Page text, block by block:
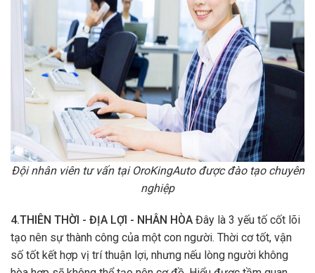
Đội nhân viên tư vấn tại OroKingAuto được đào tạo chuyên
nghiệp
4.THIÊN THỜI - ĐỊA LỢI - NHÂN HÒA Đây là 3 yếu tố cốt lõi
tạo nên sự thành công của một con người. Thời cơ tốt, vận
số tốt kết hợp vị trí thuận lợi, nhưng nếu lòng người không